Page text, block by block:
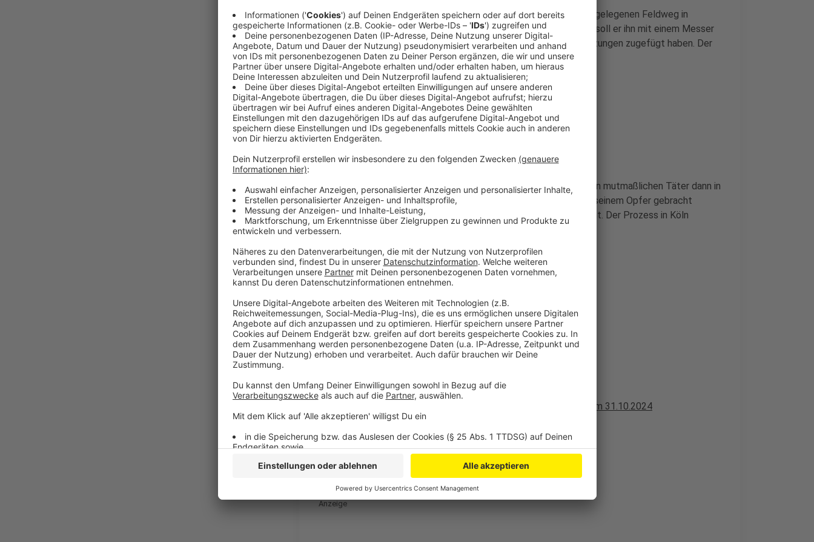
Der 39-Jährige Angeklagte soll sein späteres Opfer auf einem abgelegenen Feldweg in
Rheindorf erst nach einem Feuerzeug gefragt haben. Kurz darauf soll er ihn mit einem Messer
angegriffen haben und ihm in Summe 26 Stich- und Schnittverletzungen zugefügt haben. Der
Angeklagte soll dann geflüchtet sein.
Anzeige
Opfer ruft selbst den Notruf
Anzeige
Der Verletzte selbst alarmierte die Einsatzkräfte. Die konnten den mutmaßlichen Täter dann in
der Nähe des Tatortes stellen. Er soll die Beamten dann auch zu seinem Opfer gebracht
haben. Der schwerverletzte Mann wurde ins Krankenhaus gebracht. Der Prozess in Köln
beginnt um 10 Uhr, es sind 6 Verhandlungstage angesetzt.
Anzeige
Weitere Meldungen aus Leverkusen
Anzeige
Großbrand in Leverkusen: Dynamit Nobel äußert sich
Rheinbrücke Leverkusen: Lieferung für Bauteile steht an
Unsere Halloween-Lesung mit anschließender Party im Shadow am 31.10.2024
Anzeige